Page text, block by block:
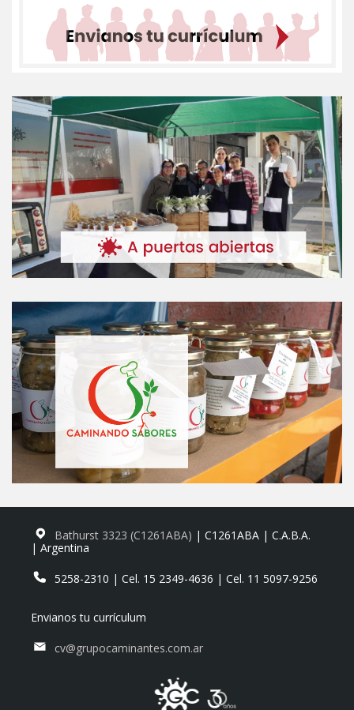
Bathurst 3323 (C1261ABA) | C1261ABA | C.A.B.A.
| Argentina
5258-2310 | Cel. 15 2349-4636 | Cel. 11 5097-9256
Envianos tu currículum
cv@grupocaminantes.com.ar